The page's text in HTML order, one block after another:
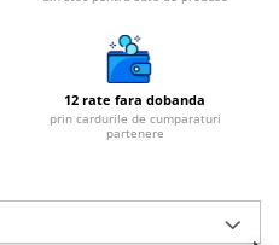
12 rate fara dobanda
prin cardurile de cumparaturi
partenere